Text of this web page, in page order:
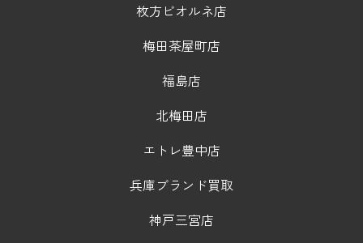
枚方ビオルネ店
梅田茶屋町店
福島店
北梅田店
エトレ豊中店
兵庫ブランド買取
神戸三宮店